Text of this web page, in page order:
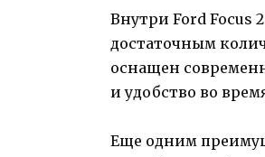
Внутри Ford Focus
достаточным
оснащен
и удобство во
Еще одним